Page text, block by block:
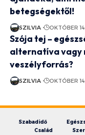
betegségektől!
SZILVIA OKTÓBER
Szója tej –
alternatíva vagy
veszélyforrás?
SZILVIA OKTÓBER
Szabadidő
Család